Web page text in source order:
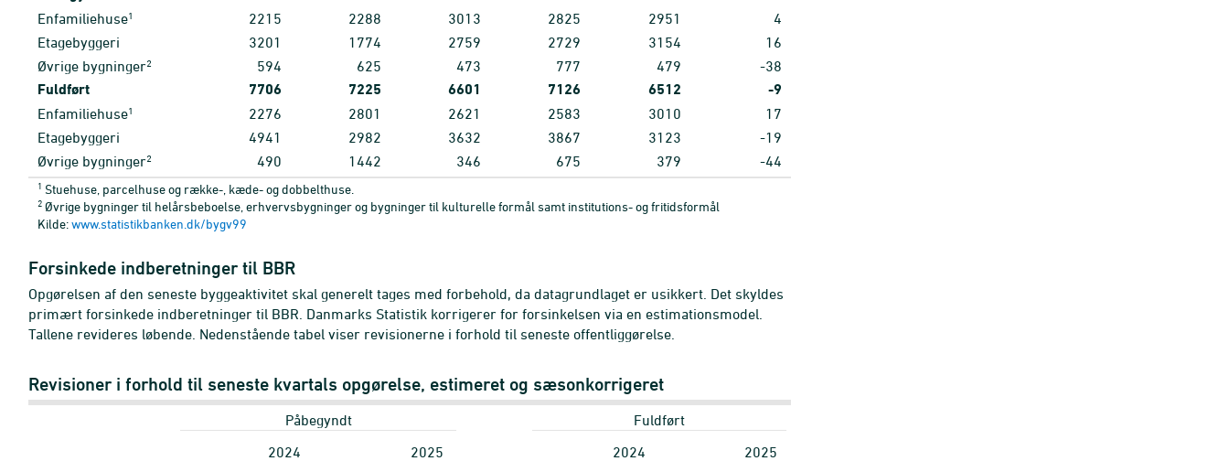
Enfamiliehuse1 2215 2288 3013 2825 2951
4
Etagebyggeri
3201 1774 2759 2729 3154
16
Øvrige bygninger2 594 625 473 777 479 -38
Fuldført 7706 7225 6601 7126 6512 -9
Enfamiliehuse1 2276 2801 2621 2583 3010
17
Etagebyggeri
4941 2982 3632 3867 3123
-19
Øvrige bygninger2 490 1442 346 675 379 -44
1 Stuehuse, parcelhuse og række-, kæde- og dobbelthuse.
2 Øvrige bygninger til helårsbeboelse, erhvervsbygninger og bygninger til kulturelle formål samt institutions- og fritidsformål
Kilde:www.statistikbanken.dk/bygv99
Forsinkede indberetninger til BBR
Opgørelsen af den seneste byggeaktivitet skal generelt tages med forbehold, da datagrundlaget er usikkert. Det skyldes
primært forsinkede indberetninger til BBR. Danmarks Statistik korrigerer for forsinkelsen via en estimationsmodel.
Tallene revideres løbende. Nedenstående tabel viser revisionerne i forhold til seneste offentliggørelse.
Revisioner i forhold til seneste kvartals opgørelse, estimeret og sæsonkorrigeret
Påbegyndt
Fuldført
2024
2025 2024
2025